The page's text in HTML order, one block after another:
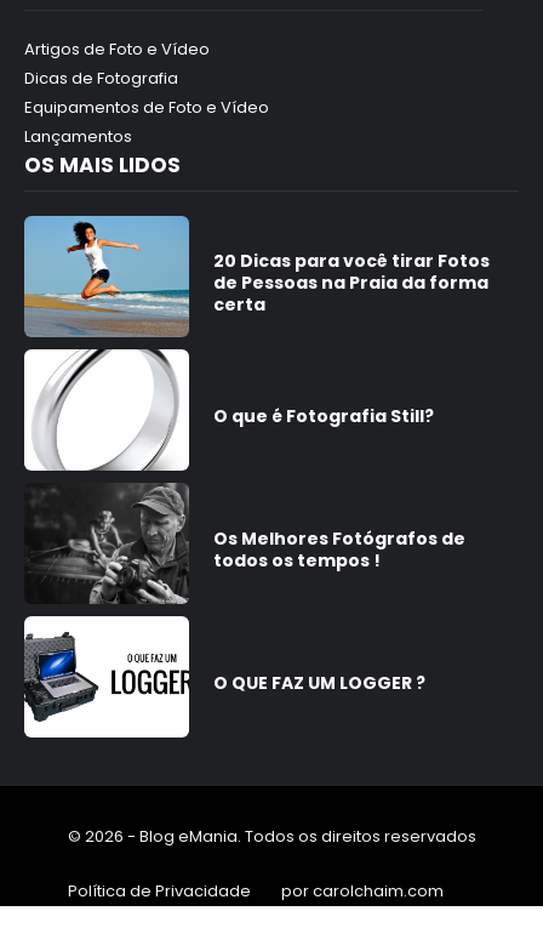
Artigos de Foto e Vídeo
Dicas de Fotografia
Equipamentos de Foto e Vídeo
Lançamentos
OS MAIS LIDOS
20 Dicas para você tirar Fotos
de Pessoas na Praia da forma
certa
O que é Fotografia Still?
Os Melhores Fotógrafos de
todos os tempos !
O QUE FAZ UM LOGGER ?
© 2026 - Blog eMania. Todos os direitos reservados
Política de Privacidade por carolchaim.com